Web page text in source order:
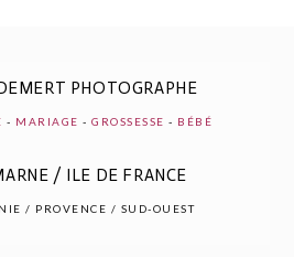
PHOTOGRAPHE
- MARIAGE -GROSSESSE - BÉBÉ
/ ILE DE FRANCE
/ PROVENCE / SUD-OUEST